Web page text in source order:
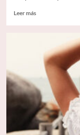
Leer másLeer
personalizados
para
bodas,
comuniones,
bautizos
y
eventos